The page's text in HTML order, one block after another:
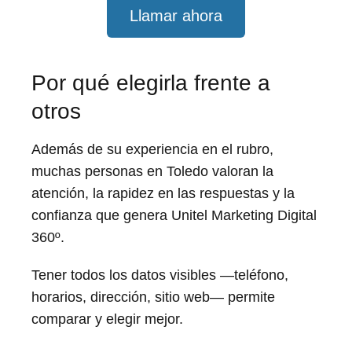
Llamar ahora
Por qué elegirla frente a
otros
Además de su experiencia en el rubro,
muchas personas en Toledo valoran la
atención, la rapidez en las respuestas y la
confianza que genera Unitel Marketing Digital
360º.
Tener todos los datos visibles —teléfono,
horarios, dirección, sitio web— permite
comparar y elegir mejor.